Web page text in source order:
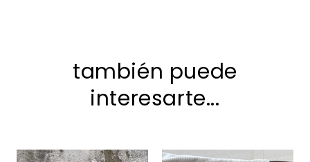
también puede
interesarte...